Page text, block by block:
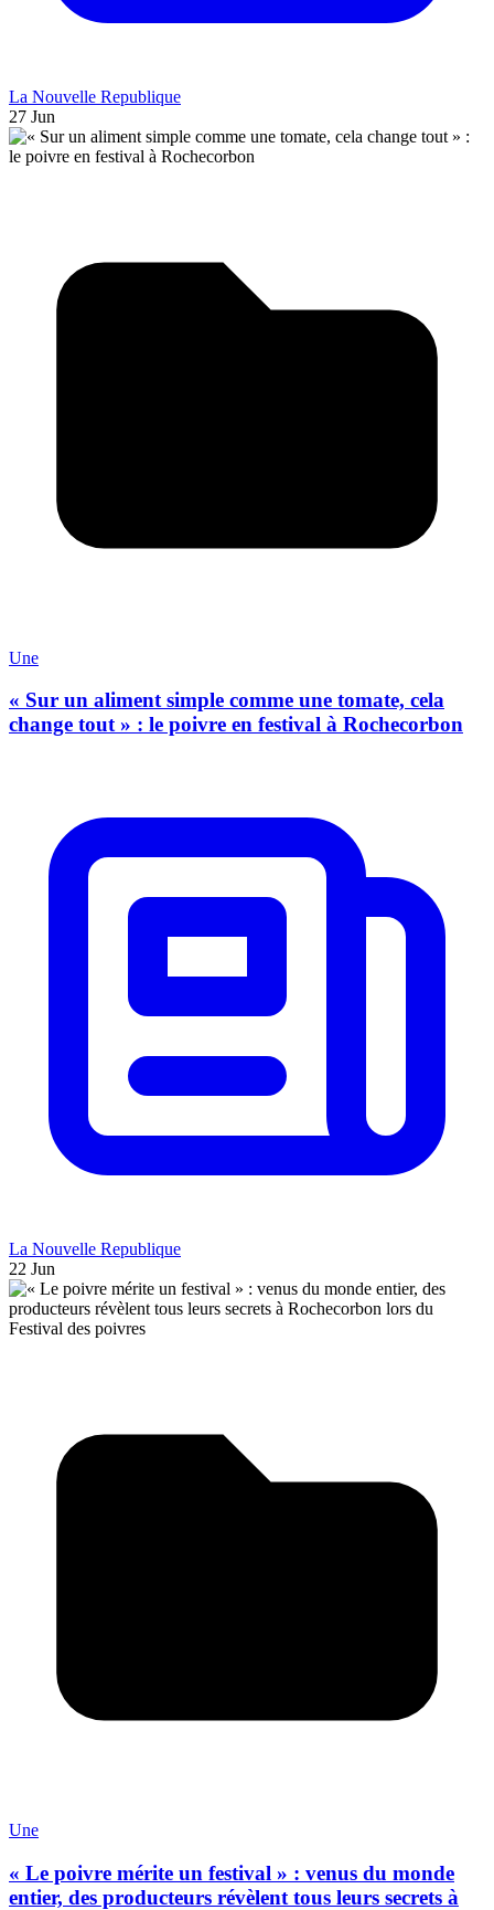
La Nouvelle Republique
27 Jun
Une
« Sur un aliment simple comme une tomate, cela
change tout » : le poivre en festival à Rochecorbon
La Nouvelle Republique
22 Jun
Une
« Le poivre mérite un festival » : venus du monde
entier, des producteurs révèlent tous leurs secrets à